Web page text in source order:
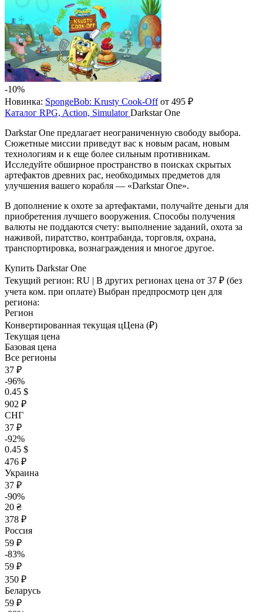
-10%
Новинка: SpongeBob: Krusty Cook-Offот 495 ₽
Каталог RPG, Action, Simulator Darkstar One
Darkstar One предлагает неограниченную свободу выбора.
Сюжетные миссии приведут вас к новым расам, новым
технологиям и к еще более сильным противникам.
Исследуйте обширное пространство в поисках скрытых
артефактов древних рас, необходимых предметов для
улучшения вашего корабля — «Darkstar One».
В дополнение к охоте за артефактами, получайте деньги для
приобретения лучшего вооружения. Способы получения
валюты не поддаются счету: выполнение заданий, охота за
наживой, пиратство, контрабанда, торговля, охрана,
транспортировка, вознаграждения и многое другое.
Купить Darkstar One
Текущий регион: RU | В других регионах цена от 37 ₽ (без
учета ком. при оплате) Выбран предпросмотр цен для
региона:
Регион
Конвертированная текущая цЦена (₽)
Текущая цена
Базовая цена
Все регионы
37 ₽
-96%
0.45 $
902 ₽
СНГ
37 ₽
-92%
0.45 $
476 ₽
Украина
37 ₽
-90%
20 ₴
378 ₽
Россия
59 ₽
-83%
59 ₽
350 ₽
Беларусь
59 ₽